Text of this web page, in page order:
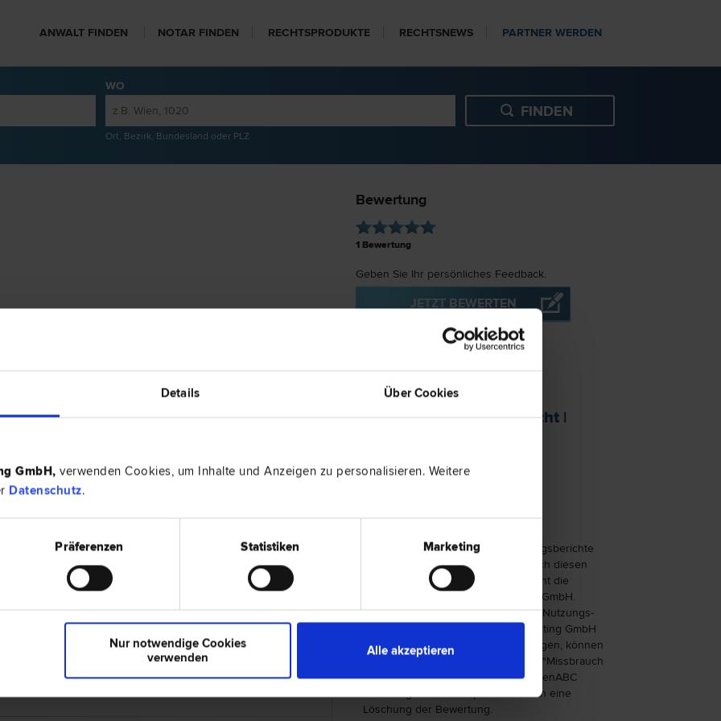
Details Über Cookies
GmbH, verwenden Cookies, um Inhalte und Anzeigen zu personalisieren. Weitere
Datenschutz.
Präferenzen Statistiken Marketing
Nur notwendige Cookies
verwenden
Alle akzeptieren
ANWALT FINDEN NOTAR FINDEN RECHTSPRODUKTE RECHTSNEWS PARTNER WERDEN
WO
Ort, Bezirk, Bundesland oder PLZ
Bewertung
1Bewertung
Geben Sie Ihr persönliches Feedback.
JETZT BEWERTEN
aufMiet­recht|Schadenersatz- und Gewährleistungs­recht|Familien­recht |
einen Rechtsanwalt, der sich Zeit nimmt, und wo man
Anlegen eines Klienten interessiert. Auch wenn es ein Fall
reich werden kann davon. Ich kann ihn uneingeschränkt
Die von Nutzern erstellten Erfahrungs­berichte
und Bewer­tungen sind ausschließlich diesen
zuzu­ord­nen und repräsen­tieren nicht die
Meinung der FirmenABC Marketing GmbH.
Verstoßen Bewer­tungen gegen die Nutzungs­
bedingungen der FirmenABC Marketing GmbH
oder gegen gesetzliche Bestim­mungen, können
diese Bewertungen unter dem Link "Miss­brauch
melden" gemeldet werden. Die FirmenABC
Marketing GmbH überprüft daraufhin eine
Löschung der Bewertung.